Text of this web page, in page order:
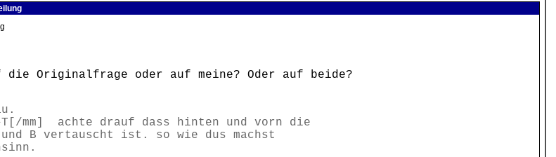
Originalfrage oder auf meine? Oder auf beide?
mm] achte drauf dass hinten und vorn die
B vertauscht ist. so wie dus machst